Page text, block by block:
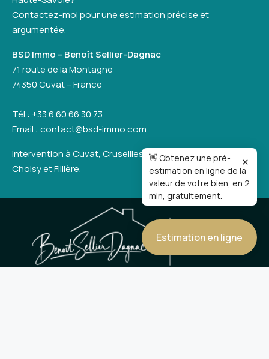
Contactez-moi pour une estimation précise et
argumentée.
BSD Immo – Benoît Sellier-Dagnac
71 route de la Montagne
74350 Cuvat – France
Tél : +33 6 60 66 30 73
Email : contact@bsd-immo.com
Intervention à Cuvat, Cruseilles, Sillingy, Metz-Tessy,
Choisy et Fillière.
Estimation en ligne
👋 Obtenez une pré-
estimation en ligne de la
valeur de votre bien, en 2
min, gratuitement.
✕